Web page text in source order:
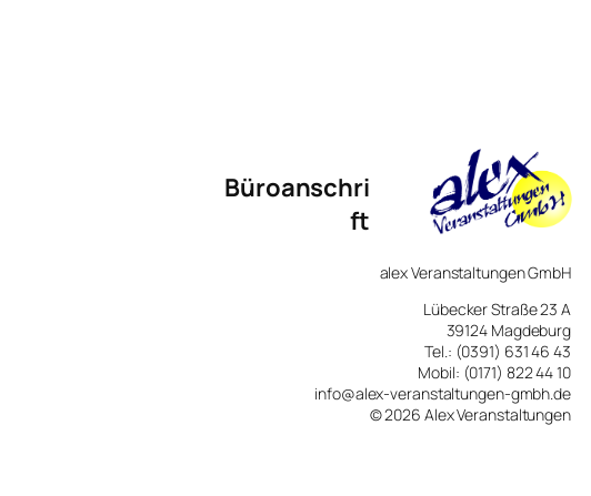
Büroanschri
Ft
alex Veranstaltungen GmbH
Lübecker Straße 23 A
39124 Magdeburg
Tel.: (0391) 631 46 43
Mobil: (0171) 822 44 10
info@alex-veranstaltungen-gmbh.de
© 2026 Alex Veranstaltungen